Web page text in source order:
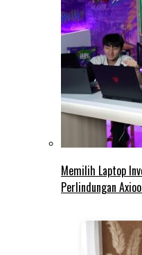
Memilih Laptop
Perlindungan